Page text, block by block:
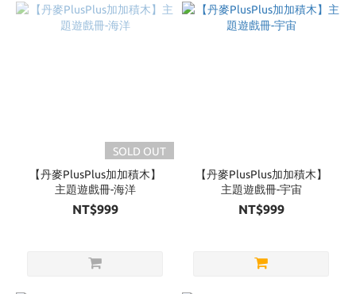
SOLD OUT
【丹麥PlusPlus加加積木】
主題遊戲冊-海洋
NT$999
【丹麥PlusPlus加加積木】
主題遊戲冊-宇宙
NT$999